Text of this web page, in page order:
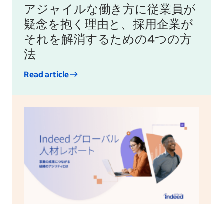
アジャイルな働き方に従業員が
疑念を抱く理由と、採用企業が
それを解消するための4つの方
法
Read article